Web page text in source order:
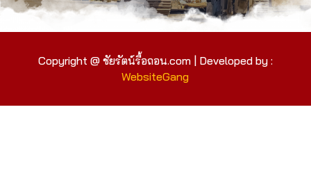
Copyright @ ชัยรัตน์รื้อถอน.com | Developed by :
WebsiteGang